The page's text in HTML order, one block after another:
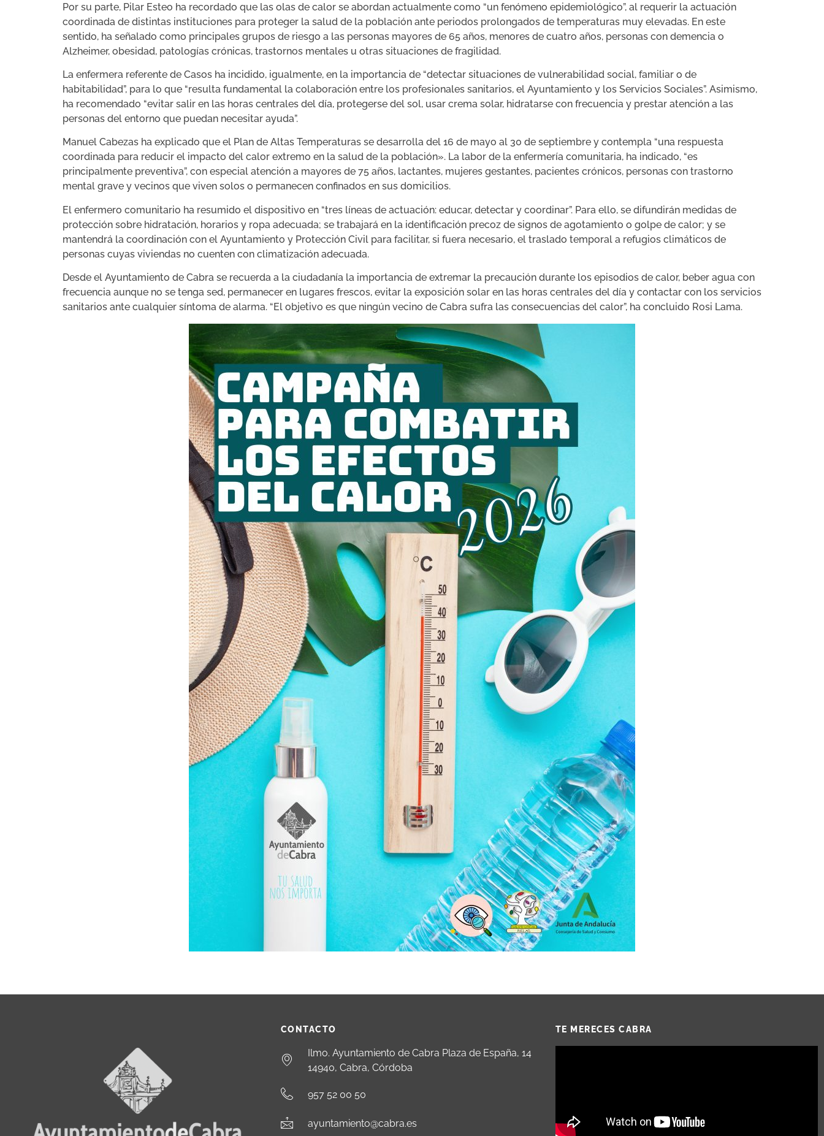
Por su parte, Pilar Esteo ha recordado que las olas de calor se abordan actualmente como “un fenómeno epidemiológico”, al requerir la actuación
coordinada de distintas instituciones para proteger la salud de la población ante periodos prolongados de temperaturas muy elevadas. En este
sentido, ha señalado como principales grupos de riesgo a las personas mayores de 65 años, menores de cuatro años, personas con demencia o
Alzheimer, obesidad, patologías crónicas, trastornos mentales u otras situaciones de fragilidad.
La enfermera referente de Casos ha incidido, igualmente, en la importancia de “detectar situaciones de vulnerabilidad social, familiar o de
habitabilidad”, para lo que “resulta fundamental la colaboración entre los profesionales sanitarios, el Ayuntamiento y los Servicios Sociales”. Asimismo,
ha recomendado “evitar salir en las horas centrales del día, protegerse del sol, usar crema solar, hidratarse con frecuencia y prestar atención a las
personas del entorno que puedan necesitar ayuda”.
Manuel Cabezas ha explicado que el Plan de Altas Temperaturas se desarrolla del 16 de mayo al 30 de septiembre y contempla “una respuesta
coordinada para reducir el impacto del calor extremo en la salud de la población». La labor de la enfermería comunitaria, ha indicado, “es
principalmente preventiva”, con especial atención a mayores de 75 años, lactantes, mujeres gestantes, pacientes crónicos, personas con trastorno
mental grave y vecinos que viven solos o permanecen confinados en sus domicilios.
El enfermero comunitario ha resumido el dispositivo en “tres líneas de actuación: educar, detectar y coordinar”. Para ello, se difundirán medidas de
protección sobre hidratación, horarios y ropa adecuada; se trabajará en la identificación precoz de signos de agotamiento o golpe de calor; y se
mantendrá la coordinación con el Ayuntamiento y Protección Civil para facilitar, si fuera necesario, el traslado temporal a refugios climáticos de
personas cuyas viviendas no cuenten con climatización adecuada.
Desde el Ayuntamiento de Cabra se recuerda a la ciudadanía la importancia de extremar la precaución durante los episodios de calor, beber agua con
frecuencia aunque no se tenga sed, permanecer en lugares frescos, evitar la exposición solar en las horas centrales del día y contactar con los servicios
sanitarios ante cualquier síntoma de alarma. “El objetivo es que ningún vecino de Cabra sufra las consecuencias del calor”, ha concluido Rosi Lama.
CONTACTO
Ilmo. Ayuntamiento de Cabra Plaza de España, 14
14940, Cabra, Córdoba
957 52 00 50
ayuntamiento@cabra.es
TE MERECES CABRA